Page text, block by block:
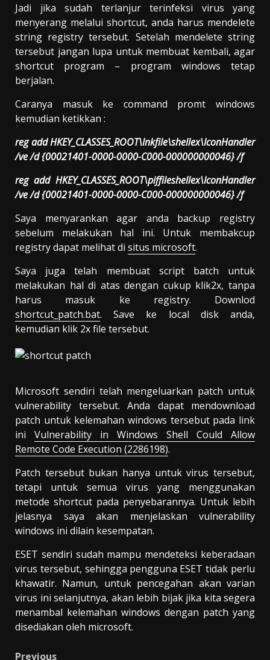
Jadi jika sudah terlanjur terinfeksi virus yang
menyerang melalui shortcut, anda harus mendelete
string registry tersebut. Setelah mendelete string
tersebut jangan lupa untuk membuat kembali, agar
shortcut program – program windows tetap
berjalan.
Caranya masuk ke command promt windows
kemudian ketikkan :
reg add HKEY_CLASSES_ROOT\lnkfile\shellex\IconHandler
/ve /d {00021401-0000-0000-C000-000000000046} /f
reg add HKEY_CLASSES_ROOT\piffileshellex\IconHandler
/ve /d {00021401-0000-0000-C000-000000000046} /f
Saya menyarankan agar anda backup registry
sebelum melakukan hal ini. Untuk membakcup
registry dapat melihat di situs microsoft.
Saya juga telah membuat script batch untuk
melakukan hal di atas dengan cukup klik2x, tanpa
harus masuk ke registry. Downlod
shortcut_patch.bat. Save ke local disk anda,
kemudian klik 2x file tersebut.
Microsoft sendiri telah mengeluarkan patch untuk
vulnerability tersebut. Anda dapat mendownload
patch untuk kelemahan windows tersebut pada link
ini Vulnerability in Windows Shell Could Allow
Remote Code Execution (2286198).
Patch tersebut bukan hanya untuk virus tersebut,
tetapi untuk semua virus yang menggunakan
metode shortcut pada penyebarannya. Untuk lebih
jelasnya saya akan menjelaskan vulnerability
windows ini dilain kesempatan.
ESET sendiri sudah mampu mendeteksi keberadaan
virus tersebut, sehingga pengguna ESET tidak perlu
khawatir. Namun, untuk pencegahan akan varian
virus ini selanjutnya, akan lebih bijak jika kita segera
menambal kelemahan windows dengan patch yang
disediakan oleh microsoft.
Previous